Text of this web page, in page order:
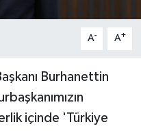
A- A+
Burhanettin
içinde 'Türkiye